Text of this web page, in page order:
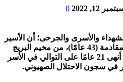
12, 2022
0
والأسرى والجرحى؛ أن الأسير
المجاهد محمد يوسف شحادة المقادمة (43 عامًا)، من مخيم البريج
بمحافظة الوسطى بقطاع غزة، أنهى 21 عامًا على التوالي في الأسر